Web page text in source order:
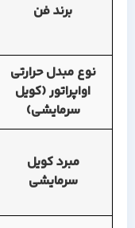
برند فن
نوع مبدل حرارتی
اواپراتور (کویل
سرمایشی)
مبرد کویل
سرمایشی